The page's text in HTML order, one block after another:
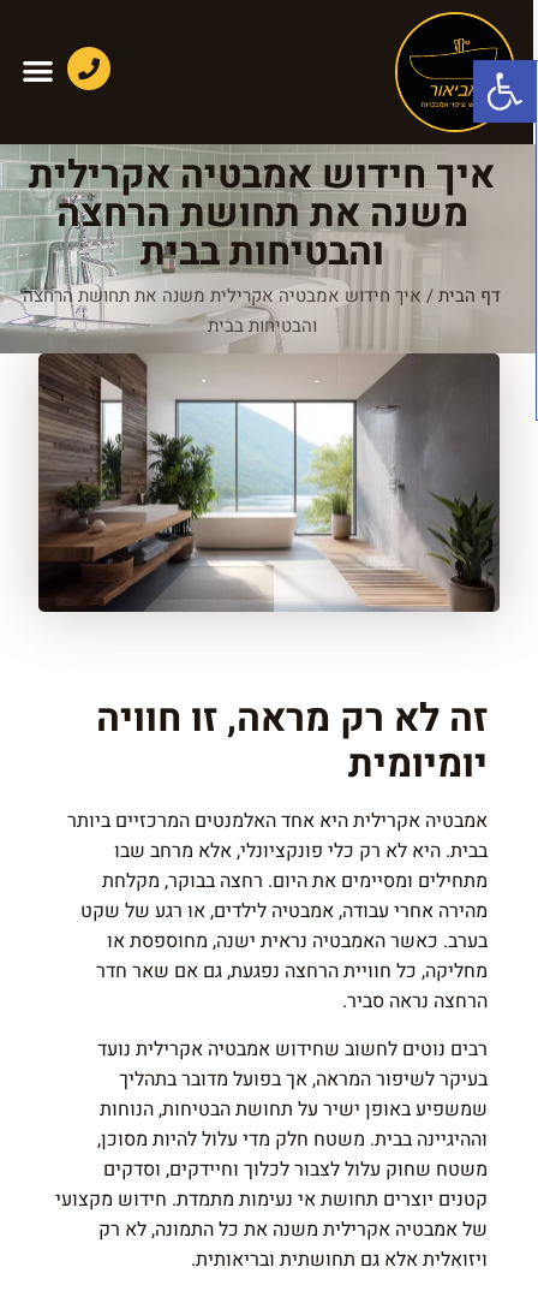
פתח סרגל נגישות
איך חידוש אמבטיה אקרילית
משנה את תחושת הרחצה
והבטיחות בבית
דף הבית/ איך חידוש אמבטיה אקרילית משנה את תחושת הרחצה
והבטיחות בבית
זה לא רק מראה, זו חוויה
יומיומית
אמבטיה אקרילית היא אחד האלמנטים המרכזיים ביותר
בבית. היא לא רק כלי פונקציונלי, אלא מרחב שבו
מתחילים ומסיימים את היום. רחצה בבוקר, מקלחת
מהירה אחרי עבודה, אמבטיה לילדים, או רגע של שקט
בערב. כאשר האמבטיה נראית ישנה, מחוספסת או
מחליקה, כל חוויית הרחצה נפגעת, גם אם שאר חדר
הרחצה נראה סביר.
רבים נוטים לחשוב שחידוש אמבטיה אקרילית נועד
בעיקר לשיפור המראה, אך בפועל מדובר בתהליך
שמשפיע באופן ישיר על תחושת הבטיחות, הנוחות
וההיגיינה בבית. משטח חלק מדי עלול להיות מסוכן,
משטח שחוק עלול לצבור לכלוך וחיידקים, וסדקים
קטנים יוצרים תחושת אי נעימות מתמדת. חידוש מקצועי
של אמבטיה אקרילית משנה את כל התמונה, לא רק
ויזואלית אלא גם תחושתית ובריאותית.